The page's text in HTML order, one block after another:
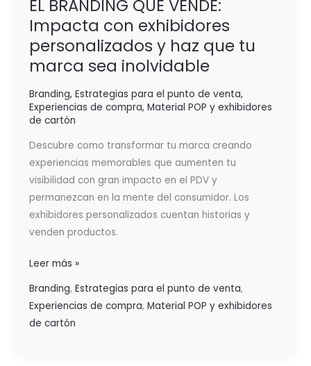
EL BRANDING QUE VENDE:
Impacta con exhibidores
personalizados y haz que tu
marca sea inolvidable
Branding, Estrategias para el punto de venta,
Experiencias de compra, Material POP y exhibidores
de cartón
Descubre como transformar tu marca creando
experiencias memorables que aumenten tu
visibilidad con gran impacto en el PDV y
permanezcan en la mente del consumidor. Los
exhibidores personalizados cuentan historias y
venden productos.
Leer más »
Branding, Estrategias para el punto de venta,
Experiencias de compra, Material POP y exhibidores
de cartón